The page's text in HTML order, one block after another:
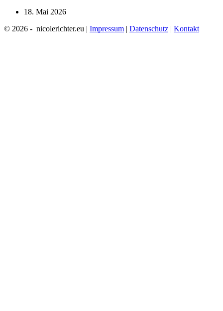
18. Mai 2026
© 2026 - nicolerichter.eu | Impressum | Datenschutz | Kontakt